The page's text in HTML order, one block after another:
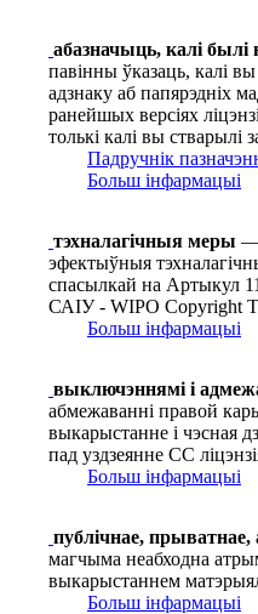
абазначыць, калі былі
павінны ўказаць, калі
адзнаку аб папярэдніх
ранейшых версіях
толькі калі вы стварылі
Падручнік
Больш інфармацыі
тэхналагічныя меры —
эфектыўныя
спасылкай на Артыкул
САІУ - WIPO Copyright
Больш інфармацыі
выключэннямі і
абмежаванні правой
выкарыстанне і чэсная
пад уздзеянне СС
Больш інфармацыі
публічнае,
магчыма неабходна
выкарыстаннем
Больш інфармацыі